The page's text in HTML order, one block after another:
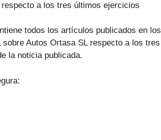
a los tres últimos ejercicios
todos los artículos publicados en los
Autos Ortasa SL respecto a los tres
la noticia publicada.